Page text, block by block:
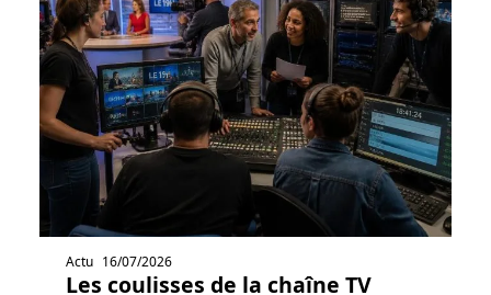
Actu 16/07/2026
Les coulisses de la chaîne TV